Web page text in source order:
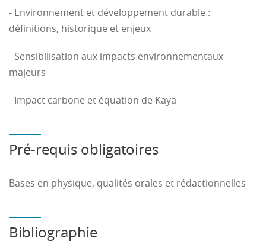
- Environnement et développement durable :
définitions, historique et enjeux
- Sensibilisation aux impacts environnementaux
majeurs
- Impact carbone et équation de Kaya
Pré-requis obligatoires
Bases en physique, qualités orales et rédactionnelles
Bibliographie